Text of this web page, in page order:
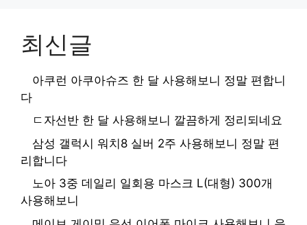
최신글
아쿠런 아쿠아슈즈 한 달 사용해보니 정말 편합니
다
ㄷ자선반 한 달 사용해보니 깔끔하게 정리되네요
삼성 갤럭시 워치8 실버 2주 사용해보니 정말 편
리합니다
노아 3중 데일리 일회용 마스크 L(대형) 300개
사용해보니